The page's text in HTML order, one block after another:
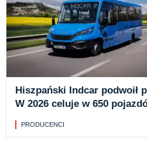
Hiszpański Indcar podwoił
W 2026 celuje w 650
PRODUCENCI